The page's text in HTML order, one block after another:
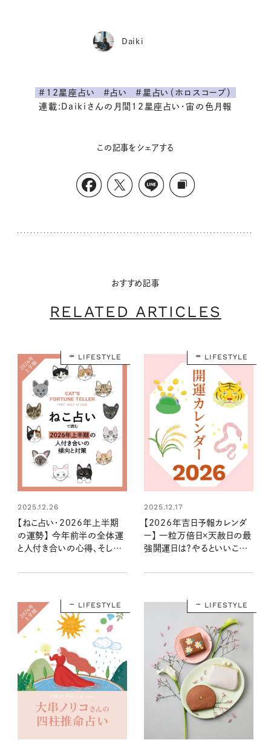
Daiki
#12星座占い #占い
#星占い（ホロスコープ）
連載:Daikiさんの月間12星座占い・宙の色月報
この記事をシェアする
おすすめ記事
RELATED ARTICLES
LIFESTYLE
2025.12.26
【ねこ占い・2026年上半期
の運勢】 今年前半の全体運
と人付き合いの心得、そして
LIFESTYLE
2025.12.17
【2026年吉日予報カレンダ
ー】 一粒万倍日×天赦日の最
強開運日は？やるといいこと
LIFESTYLE LIFESTYLE